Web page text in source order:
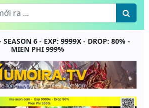
6 - EXP: 9999X - DROP: 80% -
MIEN PHI 999%